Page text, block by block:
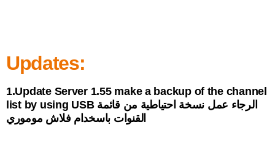
Updates:
1.Update Server 1.55 make a backup of the channel
list by using USB الرجاء عمل نسخة احتياطية من قائمة
القنوات باسخدام فلاش موموري